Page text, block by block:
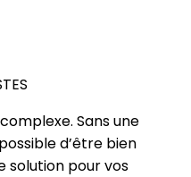
Sans une
d’être bien
solution pour vos